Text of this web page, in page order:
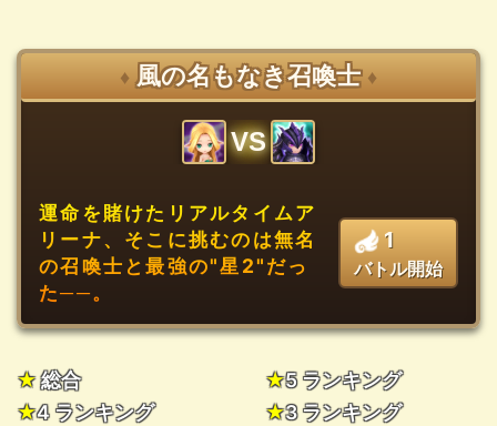
♦ 風の名もなき召喚士 ♦
VS
運命を賭けたリアルタイムア
リーナ、そこに挑むのは無名
の召喚士と最強の"星2"だっ
た──。
1
バトル開始
★総合 ★5 ランキング
★4 ランキング ★3 ランキング